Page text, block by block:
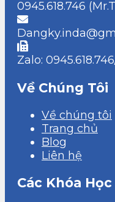
0945.618.746
Zalo:
Về Chúng Tôi
Về chúng tôi
Trang chủ
Blog
Liên hệ
Các Khóa Học